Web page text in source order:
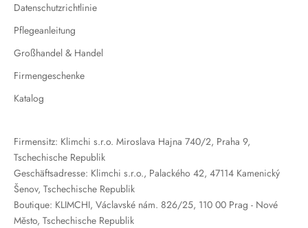
Datenschutzrichtlinie
Pflegeanleitung
Großhandel & Handel
Firmengeschenke
Katalog
Firmensitz: Klimchi s.r.o. Miroslava Hajna 740/2, Praha 9,
Tschechische Republik
Geschäftsadresse: Klimchi s.r.o., Palackého 42, 47114 Kamenický
Šenov, Tschechische Republik
Boutique: KLIMCHI, Václavské nám. 826/25, 110 00 Prag - Nové
Město, Tschechische Republik